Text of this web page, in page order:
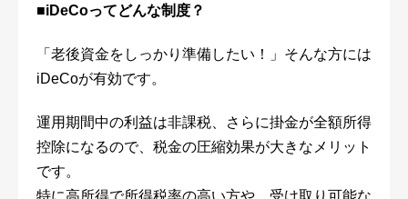
■iDeCoってどんな制度？
「老後資金をしっかり準備したい！」そんな方には
iDeCoが有効です。
運用期間中の利益は非課税、さらに掛金が全額所得
控除になるので、税金の圧縮効果が大きなメリット
です。
特に高所得で所得税率の高い方や、受け取り可能な